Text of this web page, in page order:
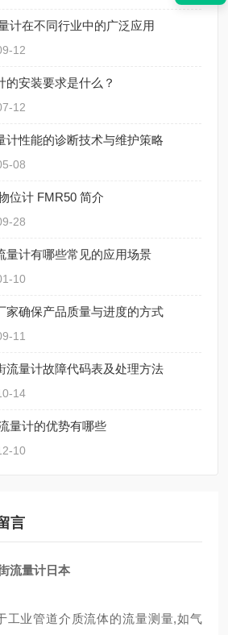
计在不同行业中的广泛应用
12
的安装要求是什么？
12
计性能的诊断技术与维护策略
08
位计 FMR50 简介
28
量计有哪些常见的应用场景
10
家确保产品质量与进度的方式
11
流量计故障代码表及处理方法
14
量计的优势有哪些
10
言
流量计日本
工业管道介质流体的流量测量,如气